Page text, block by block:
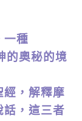
種
的奧秘的境
，解釋摩
話，這三者